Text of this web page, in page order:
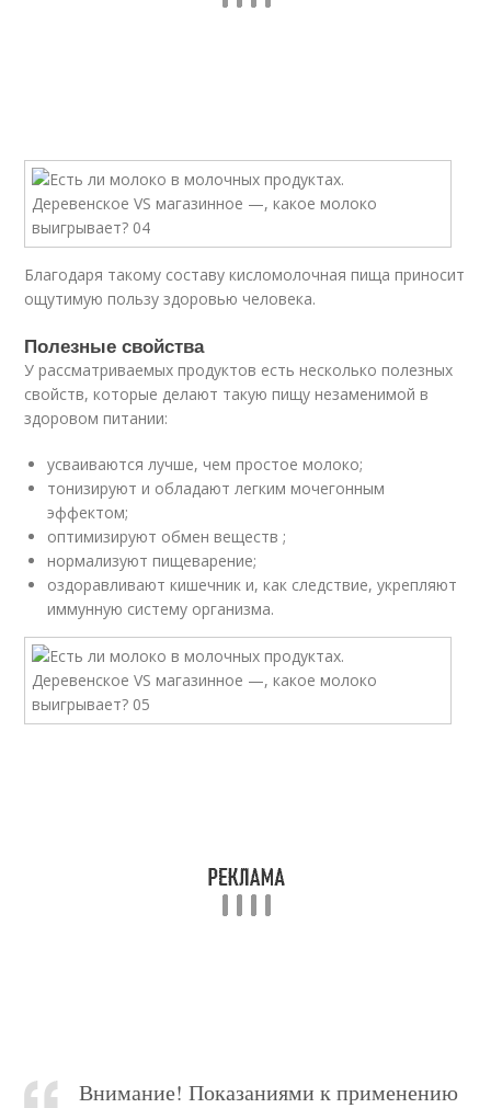
Благодаря такому составу кисломолочная пища приносит
ощутимую пользу здоровью человека.
Полезные свойства
У рассматриваемых продуктов есть несколько полезных
свойств, которые делают такую пищу незаменимой в
здоровом питании:
усваиваются лучше, чем простое молоко;
тонизируют и обладают легким мочегонным
эффектом;
оптимизируют обмен веществ ;
нормализуют пищеварение;
оздоравливают кишечник и, как следствие, укрепляют
иммунную систему организма.
Внимание! Показаниями к применению